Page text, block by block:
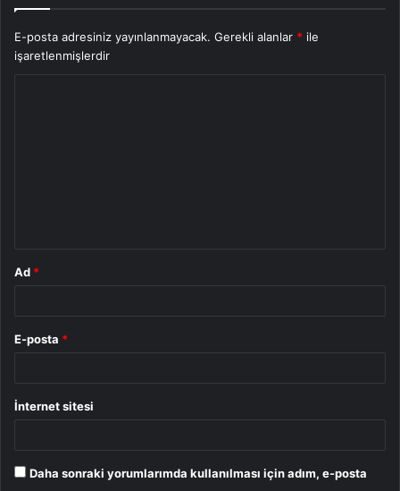
E-posta adresiniz yayınlanmayacak. Gerekli alanlar * ile
işaretlenmişlerdir
Ad *
E-posta *
İnternet sitesi
Daha sonraki yorumlarımda kullanılması için adım, e-posta